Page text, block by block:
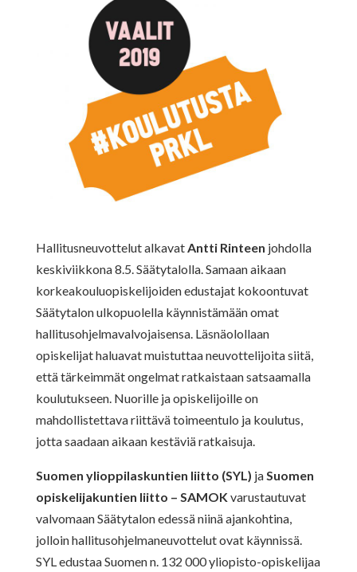
Hallitusneuvottelut alkavatAntti Rinteen johdolla
keskiviikkona 8.5. Säätytalolla. Samaan aikaan
korkeakouluopiskelijoiden edustajat kokoontuvat
Säätytalon ulkopuolella käynnistämään omat
hallitusohjelmavalvojaisensa. Läsnäolollaan
opiskelijat haluavat muistuttaa neuvottelijoita siitä,
että tärkeimmät ongelmat ratkaistaan satsaamalla
koulutukseen. Nuorille ja opiskelijoille on
mahdollistettava riittävä toimeentulo ja koulutus,
jotta saadaan aikaan kestäviä ratkaisuja.
Suomen ylioppilaskuntien liitto (SYL) jaSuomen
opiskelijakuntien liitto – SAMOK varustautuvat
valvomaan Säätytalon edessä niinä ajankohtina,
jolloin hallitusohjelmaneuvottelut ovat käynnissä.
SYL edustaa Suomen n. 132 000 yliopisto-opiskelijaa